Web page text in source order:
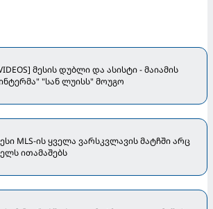
მესის დუბლი და ასისტი - მაიამის
"სან ლუისს" მოუგო
MLS-ის ყველა ვარსკვლავის მატჩში არც
ითამაშებს